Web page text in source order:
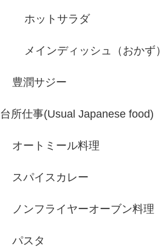
ホットサラダ
メインディッシュ（おかず）
豊潤サジー
台所仕事(Usual Japanese food)
オートミール料理
スパイスカレー
ノンフライヤーオーブン料理
パスタ